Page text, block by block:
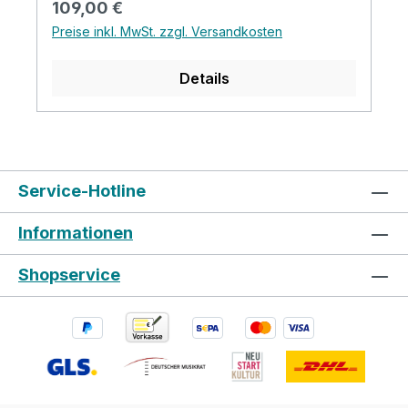
Regulärer Preis:
109,00 €
Preise inkl. MwSt. zzgl. Versandkosten
Details
Service-Hotline
Informationen
Shopservice